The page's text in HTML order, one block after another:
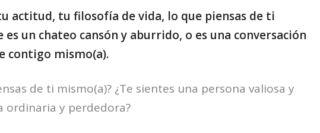
actitud, tu filosofía de vida, lo que piensas de ti
un chateo cansón y aburrido, o es una conversación
contigo mismo(a).
de ti mismo(a)? ¿Te sientes una persona valiosa y
ordinaria y perdedora?